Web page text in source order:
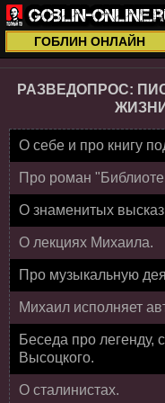
ГОБЛИН ОНЛАЙН
РАЗВЕДОПРОС:
О себе и про книгу
Про роман
О знаменитых
О лекциях Михаила.
Про музыкальную
Михаил исполняет
Беседа про легенду,
Высоцкого.
О сталинистах.